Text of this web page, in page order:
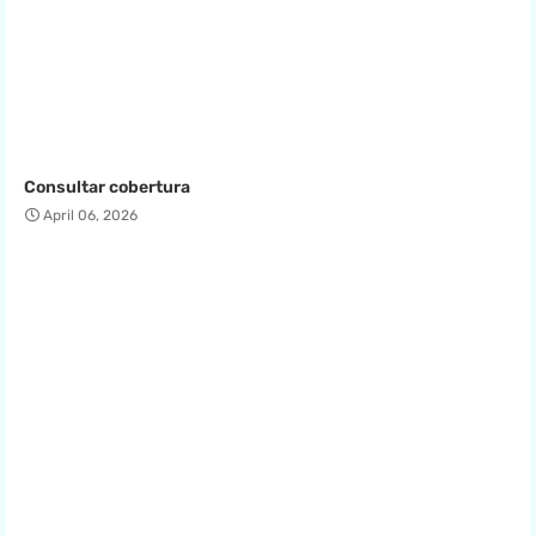
Consultar cobertura
April 06, 2026